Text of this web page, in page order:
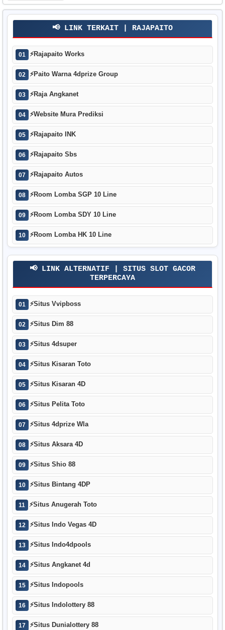
📢 LINK TERKAIT | RAJAPAITO
01 ⚡Rajapaito Works
02 ⚡Paito Warna 4dprize Group
03 ⚡Raja Angkanet
04 ⚡Website Mura Prediksi
05 ⚡Rajapaito INK
06 ⚡Rajapaito Sbs
07 ⚡Rajapaito Autos
08 ⚡Room Lomba SGP 10 Line
09 ⚡Room Lomba SDY 10 Line
10 ⚡Room Lomba HK 10 Line
📢 LINK ALTERNATIF | SITUS SLOT GACOR
TERPERCAYA
01 ⚡Situs Vvipboss
02 ⚡Situs Dim 88
03 ⚡Situs 4dsuper
04 ⚡Situs Kisaran Toto
05 ⚡Situs Kisaran 4D
06 ⚡Situs Pelita Toto
07 ⚡Situs 4dprize Wla
08 ⚡Situs Aksara 4D
09 ⚡Situs Shio 88
10 ⚡Situs Bintang 4DP
11 ⚡Situs Anugerah Toto
12 ⚡Situs Indo Vegas 4D
13 ⚡Situs Indo4dpools
14 ⚡Situs Angkanet 4d
15 ⚡Situs Indopools
16 ⚡Situs Indolottery 88
17 ⚡Situs Dunialottery 88